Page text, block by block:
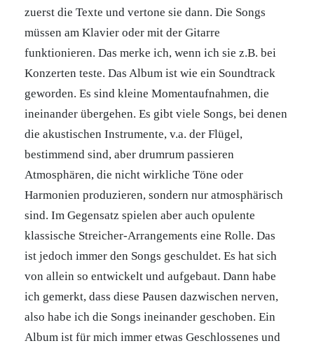
zuerst die Texte und vertone sie dann. Die Songs
müssen am Klavier oder mit der Gitarre
funktionieren. Das merke ich, wenn ich sie z.B. bei
Konzerten teste. Das Album ist wie ein Soundtrack
geworden. Es sind kleine Momentaufnahmen, die
ineinander übergehen. Es gibt viele Songs, bei denen
die akustischen Instrumente, v.a. der Flügel,
bestimmend sind, aber drumrum passieren
Atmosphären, die nicht wirkliche Töne oder
Harmonien produzieren, sondern nur atmosphärisch
sind. Im Gegensatz spielen aber auch opulente
klassische Streicher-Arrangements eine Rolle. Das
ist jedoch immer den Songs geschuldet. Es hat sich
von allein so entwickelt und aufgebaut. Dann habe
ich gemerkt, dass diese Pausen dazwischen nerven,
also habe ich die Songs ineinander geschoben. Ein
Album ist für mich immer etwas Geschlossenes und